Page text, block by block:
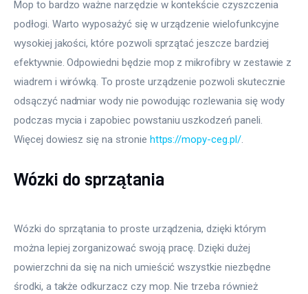
Mop to bardzo ważne narzędzie w kontekście czyszczenia
podłogi. Warto wyposażyć się w urządzenie wielofunkcyjne
wysokiej jakości, które pozwoli sprzątać jeszcze bardziej
efektywnie. Odpowiedni będzie mop z mikrofibry w zestawie z
wiadrem i wirówką. To proste urządzenie pozwoli skutecznie
odsączyć nadmiar wody nie powodując rozlewania się wody
podczas mycia i zapobiec powstaniu uszkodzeń paneli.
Więcej dowiesz się na stronie https://mopy-ceg.pl/.
Wózki do sprzątania
Wózki do sprzątania to proste urządzenia, dzięki którym
można lepiej zorganizować swoją pracę. Dzięki dużej
powierzchni da się na nich umieścić wszystkie niezbędne
środki, a także odkurzacz czy mop. Nie trzeba również